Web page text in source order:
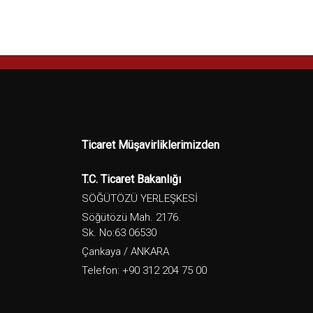
Ticaret Müşavirliklerimizden
T.C. Ticaret Bakanlığı
SÖĞÜTÖZÜ YERLEŞKESİ
Söğütözü Mah. 2176.
Sk. No:63 06530
Çankaya / ANKARA
Telefon: +90 312 204 75 00